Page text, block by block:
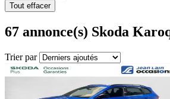
Tout effacer
67 annonce(s) Skoda
Trier par